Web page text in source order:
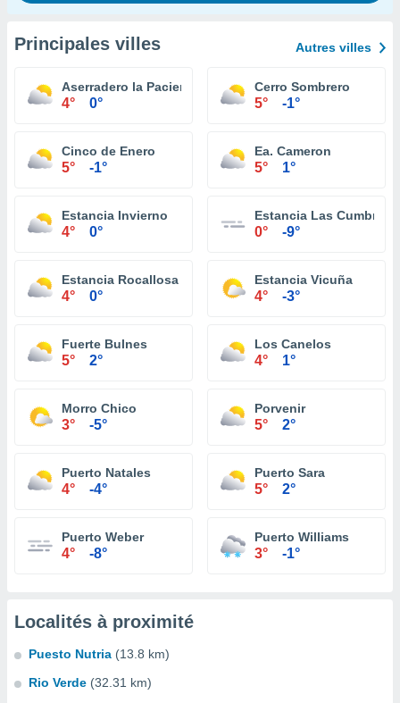
Principales villes Autres villes
Aserradero la Paciencia
4° 0°
Cerro Sombrero
5° -1°
Cinco de Enero
5° -1°
Ea. Cameron
5° 1°
Estancia Invierno
4° 0°
Estancia Las Cumbres
0° -9°
Estancia Rocallosa
4° 0°
Estancia Vicuña
4° -3°
Fuerte Bulnes
5° 2°
Los Canelos
4° 1°
Morro Chico
3° -5°
Porvenir
5° 2°
Puerto Natales
4° -4°
Puerto Sara
5° 2°
Puerto Weber
4° -8°
Puerto Williams
3° -1°
Localités à proximité
Puesto Nutria (13.8 km)
Rio Verde (32.31 km)